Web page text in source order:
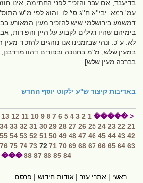
בדיעבד, אם עבר והזכיר לפני החתימה, אינו
עמ' רמא. יבי''א ח''ג סי' לו. והוא לפי מ''ש
דמשמע בירושלמי שיש להזכיר מעין המאורע
בימיהם שהיו רגילים לקבוע על היין והפירות,
לא. ע''כ. ונהי שבזמנינו אנו נוהגים להזכיר
במעין שלש, מ''מ בחנוכה ובפורים דהוו מדרבנן,
בברכה מעין שלש].
באדיבות קיצור ש''ע ילקוט יוסף החדש
< �����
1
2
3
4
5
6
7
8
9
10
11
12
13
21
22
23
24
25
26
27
28
29
30
31
32
33
34
42
43
44
45
46
47
48
49
50
51
52
53
54
55
63
64
65
66
67
68
69
70
71
72
73
74
75
76
84
85
86
87
88
>
ראשי | אתרי עזר | אודות חידוש | פרסם